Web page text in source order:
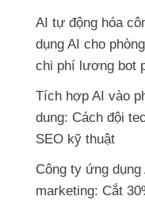
AI tự động hóa
dụng AI cho
chi phí lương bot
Tích hợp AI vào
dung: Cách đội
SEO kỹ thuật
Công ty ứng
marketing: Cắt